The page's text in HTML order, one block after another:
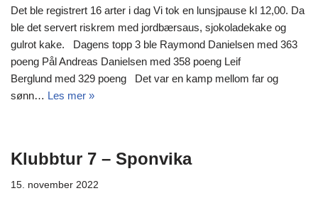
Det ble registrert 16 arter i dag Vi tok en lunsjpause kl 12,00. Da
ble det servert riskrem med jordbærsaus, sjokoladekake og
gulrot kake. Dagens topp 3 ble Raymond Danielsen med 363
poeng Pål Andreas Danielsen med 358 poeng Leif
Berglund med 329 poeng Det var en kamp mellom far og
sønn… Les mer »
Klubbtur 7 – Sponvika
15. november 2022